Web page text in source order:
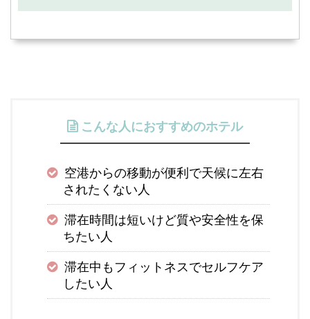
こんな人におすすめのホテル
空港からの移動が便利で天候に左右
されたくない人
滞在時間は短いけど質や安全性を保
ちたい人
滞在中もフィットネスでセルフケア
したい人